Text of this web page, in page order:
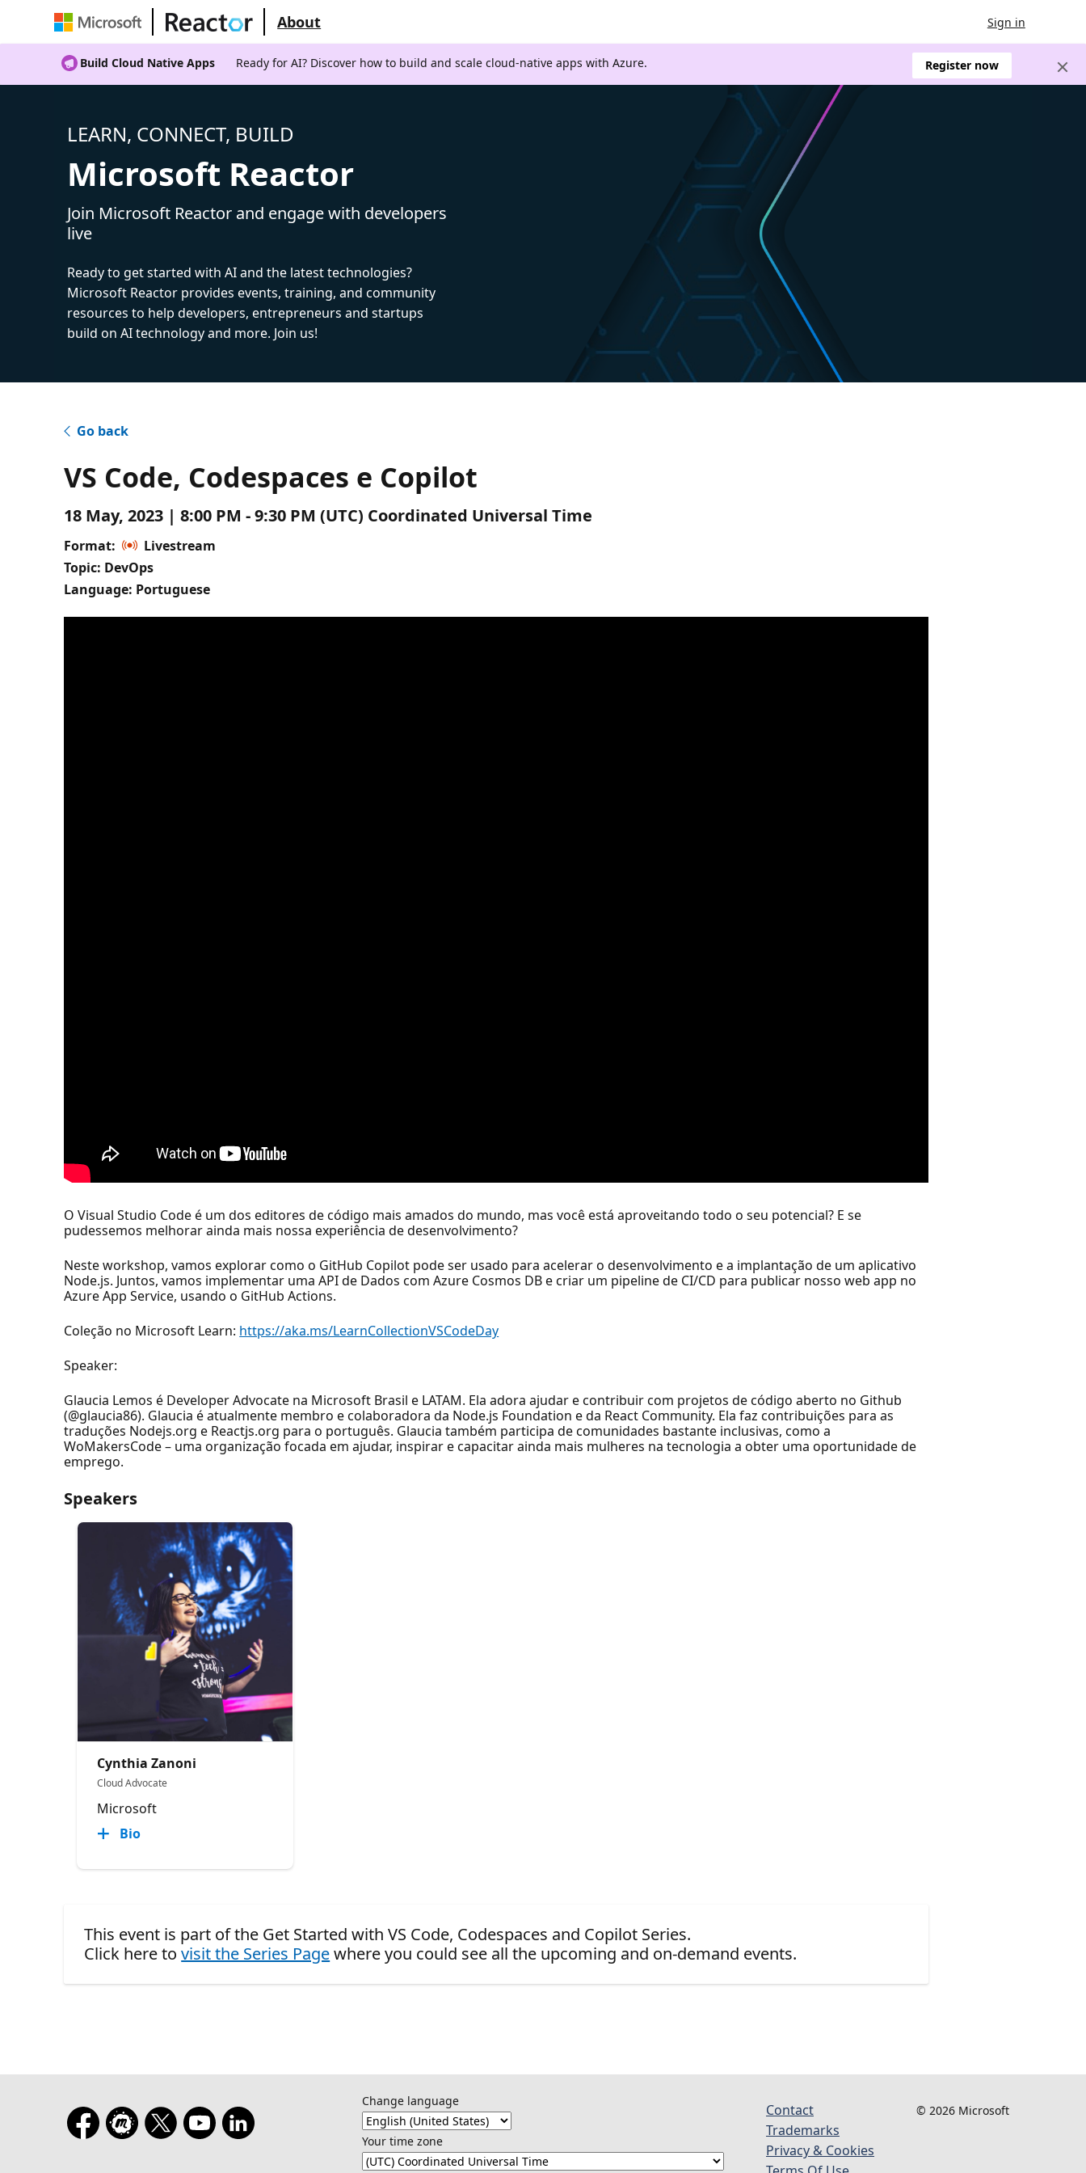
About Sign in
Build Cloud Native Apps Ready for AI? Discover how to build and scale cloud-native apps with Azure. Register now
LEARN, CONNECT, BUILD
Microsoft Reactor
Join Microsoft Reactor and engage with developers
live
Ready to get started with AI and the latest technologies?
Microsoft Reactor provides events, training, and community
resources to help developers, entrepreneurs and startups
build on AI technology and more. Join us!
Go back
VS Code, Codespaces e Copilot
18 May, 2023 | 8:00 PM - 9:30 PM (UTC) Coordinated Universal Time
Format:
Livestream
Topic: DevOps
Language: Portuguese
O Visual Studio Code é um dos editores de código mais amados do mundo, mas você está aproveitando todo o seu potencial? E se
pudessemos melhorar ainda mais nossa experiência de desenvolvimento?
Neste workshop, vamos explorar como o GitHub Copilot pode ser usado para acelerar o desenvolvimento e a implantação de um aplicativo
Node.js. Juntos, vamos implementar uma API de Dados com Azure Cosmos DB e criar um pipeline de CI/CD para publicar nosso web app no
Azure App Service, usando o GitHub Actions.
Coleção no Microsoft Learn: https://aka.ms/LearnCollectionVSCodeDay
Speaker:
Glaucia Lemos é Developer Advocate na Microsoft Brasil e LATAM. Ela adora ajudar e contribuir com projetos de código aberto no Github
(@glaucia86). Glaucia é atualmente membro e colaboradora da Node.js Foundation e da React Community. Ela faz contribuições para as
traduções Nodejs.org e Reactjs.org para o português. Glaucia também participa de comunidades bastante inclusivas, como a
WoMakersCode – uma organização focada em ajudar, inspirar e capacitar ainda mais mulheres na tecnologia a obter uma oportunidade de
emprego.
Speakers
Cynthia Zanoni
Cloud Advocate
Microsoft
Bio
This event is part of the Get Started with VS Code, Codespaces and Copilot Series.
Click here tovisit the Series Pagewhere you could see all the upcoming and on-demand events.
Change language
Your time zone
Contact
Trademarks
Privacy & Cookies
© 2026 Microsoft